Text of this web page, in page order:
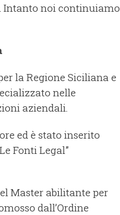
Intanto noi continuiamo
la Regione Siciliana e
nelle
aziendali.
ed è stato inserito
Fonti Legal”
Master abilitante per
dall’Ordine